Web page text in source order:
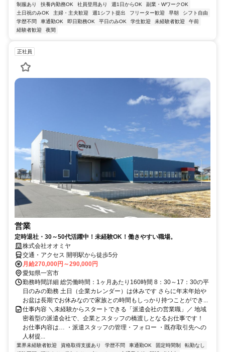
制服あり 扶養内勤務OK 社員登用あり 週1日からOK
副業・WワークOK
土日祝のみOK
主婦・主夫歓迎 週1シフト提出 フリーター歓迎 早朝
シフト自由
学歴不問
車通勤OK 即日勤務OK 平日のみOK 学生歓迎 未経験者歓迎
午前
経験者歓迎
夜間
正社員
営業
定時退社・30～50代活躍中！未経験OK！働きやすい職場。
株式会社オオミヤ
交通・アクセス 開明駅から徒歩5分
月給270,000円～290,000円
愛知県一宮市
勤務時間詳細 総労働時間：1ヶ月あたり160時間 8：30～17：30の平
日のみの勤務 土日（企業カレンダー）は休みです さらに年末年始や
お盆は長期でお休みなので家族との時間もしっかり持つことができ...
仕事内容 ＼未経験からスタートできる「派遣会社の営業職」／ 地域
密着型の派遣会社で、企業とスタッフの橋渡しとなるお仕事です！
お仕事内容は… ・派遣スタッフの管理・フォロー ・既存取引先への
人材提...
業界未経験者歓迎 資格取得支援あり 学歴不問 車通勤OK 固定時間制
転勤なし